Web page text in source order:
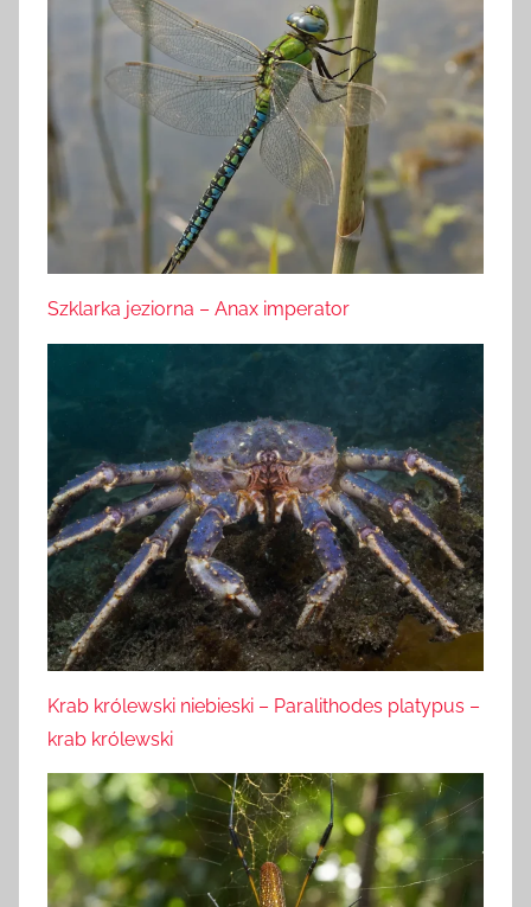
Szklarka jeziorna – Anax imperator
Krab królewski niebieski – Paralithodes platypus –
krab królewski